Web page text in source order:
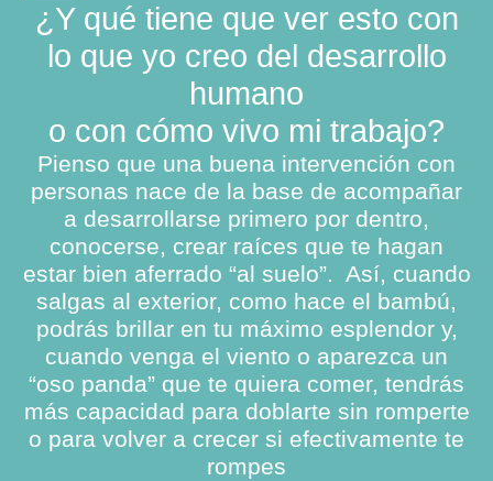
¿Y qué tiene que ver esto con
lo que yo creo del desarrollo
humano
o con cómo vivo mi trabajo?
Pienso que una buena intervención con
personas nace de la base de acompañar
a desarrollarse primero por dentro,
conocerse, crear raíces que te hagan
estar bien aferrado “al suelo”. Así, cuando
salgas al exterior, como hace el bambú,
podrás brillar en tu máximo esplendor y,
cuando venga el viento o aparezca un
“oso panda” que te quiera comer, tendrás
más capacidad para doblarte sin romperte
o para volver a crecer si efectivamente te
rompes